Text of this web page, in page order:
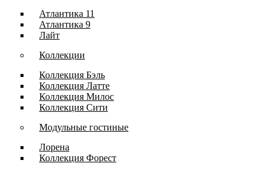
Атлантика 11
Атлантика 9
Лайт
Коллекции
Коллекция Бэль
Коллекция Латте
Коллекция Милос
Коллекция Сити
Модульные гостиные
Лорена
Коллекция Форест